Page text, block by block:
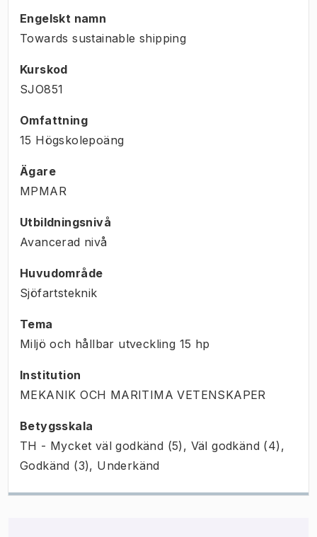
Engelskt namn
Towards sustainable shipping
Kurskod
SJO851
Omfattning
15 Högskolepoäng
Ägare
MPMAR
Utbildningsnivå
Avancerad nivå
Huvudområde
Sjöfartsteknik
Tema
Miljö och hållbar utveckling 15 hp
Institution
MEKANIK OCH MARITIMA VETENSKAPER
Betygsskala
TH - Mycket väl godkänd (5), Väl godkänd (4),
Godkänd (3), Underkänd